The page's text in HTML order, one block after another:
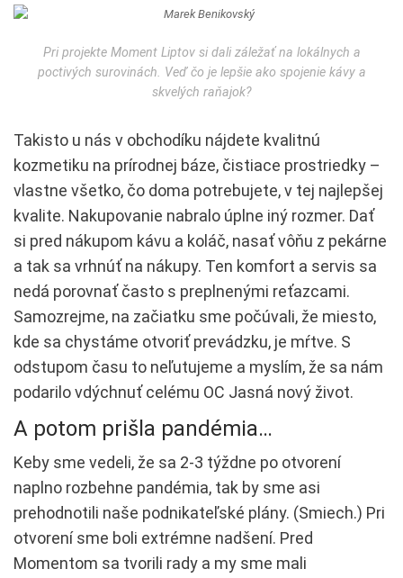
Pri projekte Moment Liptov si dali záležať na lokálnych a
poctivých surovinách. Veď čo je lepšie ako spojenie kávy a
skvelých raňajok?
Takisto u nás v obchodíku nájdete kvalitnú
kozmetiku na prírodnej báze, čistiace prostriedky –
vlastne všetko, čo doma potrebujete, v tej najlepšej
kvalite. Nakupovanie nabralo úplne iný rozmer. Dať
si pred nákupom kávu a koláč, nasať vôňu z pekárne
a tak sa vrhnúť na nákupy. Ten komfort a servis sa
nedá porovnať často s preplnenými reťazcami.
Samozrejme, na začiatku sme počúvali, že miesto,
kde sa chystáme otvoriť prevádzku, je mŕtve. S
odstupom času to neľutujeme a myslím, že sa nám
podarilo vdýchnuť celému OC Jasná nový život.
A potom prišla pandémia…
Keby sme vedeli, že sa 2-3 týždne po otvorení
naplno rozbehne pandémia, tak by sme asi
prehodnotili naše podnikateľské plány. (Smiech.) Pri
otvorení sme boli extrémne nadšení. Pred
Momentom sa tvorili rady a my sme mali